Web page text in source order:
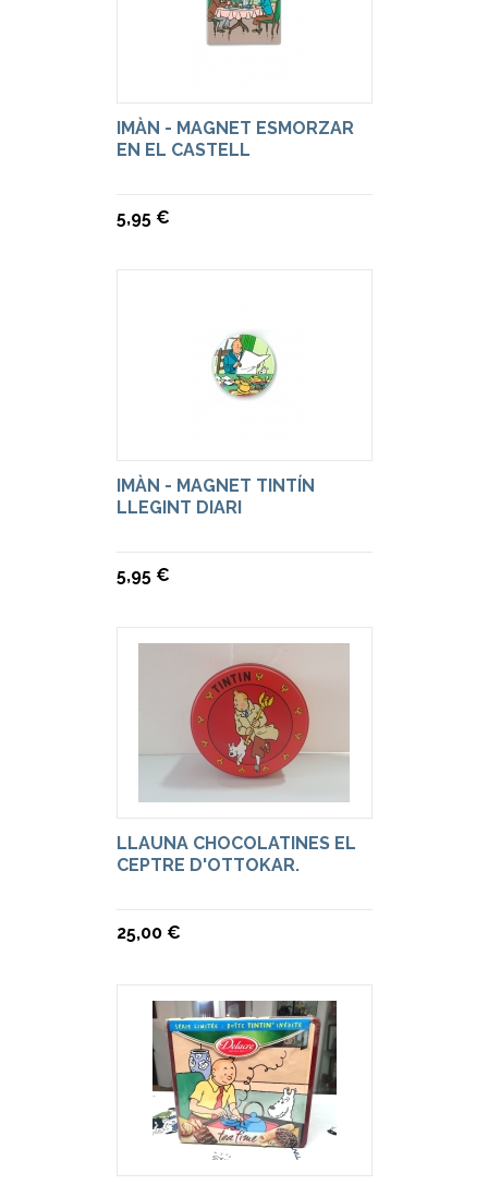
IMÀN - MAGNET ESMORZAR
EN EL CASTELL
5,95 €
IMÀN - MAGNET TINTÍN
LLEGINT DIARI
5,95 €
LLAUNA CHOCOLATINES EL
CEPTRE D'OTTOKAR.
25,00 €